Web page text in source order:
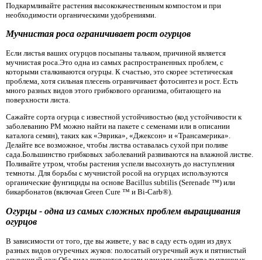
Подкармливайте растения высококачественным компостом и при
необходимости органическими удобрениями.
Мучнистая роса ограничивает рост огурцов
Если листья ваших огурцов посыпаны тальком, причиной является
мучнистая роса.Это одна из самых распространенных проблем, с
которыми сталкиваются огурцы. К счастью, это скорее эстетическая
проблема, хотя сильная плесень ограничивает фотосинтез и рост. Есть
много разных видов этого грибкового организма, обитающего на
поверхности листа.
Сажайте сорта огурца с известной устойчивостью (код устойчивости к
заболеванию PM можно найти на пакете с семенами или в описании
каталога семян), таких как «Эврика», «Джексон» и «Трансамерика».
Делайте все возможное, чтобы листва оставалась сухой при поливе
сада.Большинство грибковых заболеваний развиваются на влажной листве.
Поливайте утром, чтобы растения успели высохнуть до наступления
темноты. Для борьбы с мучнистой росой на огурцах используются
органические фунгициды на основе Bacillus subtilis (Serenade ™) или
бикарбонатов (включая Green Cure ™ и Bi-Carb®).
Огурцы - одна из самых сложных проблем выращивания
огурцов
В зависимости от того, где вы живете, у вас в саду есть один из двух
разных видов огуречных жуков: полосатый огуречный жук и пятнистый